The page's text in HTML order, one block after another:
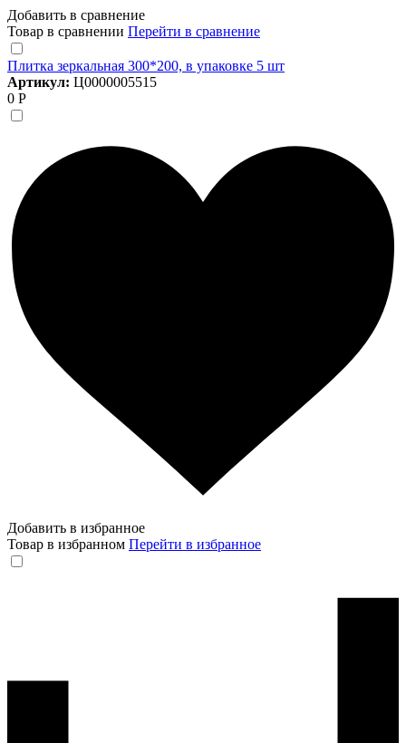
Добавить в сравнение
Товар в сравнении Перейти в сравнение
Плитка зеркальная 300*200, в упаковке 5 шт
Артикул: Ц0000005515
0 Р
Добавить в избранное
Товар в избранном Перейти в избранное